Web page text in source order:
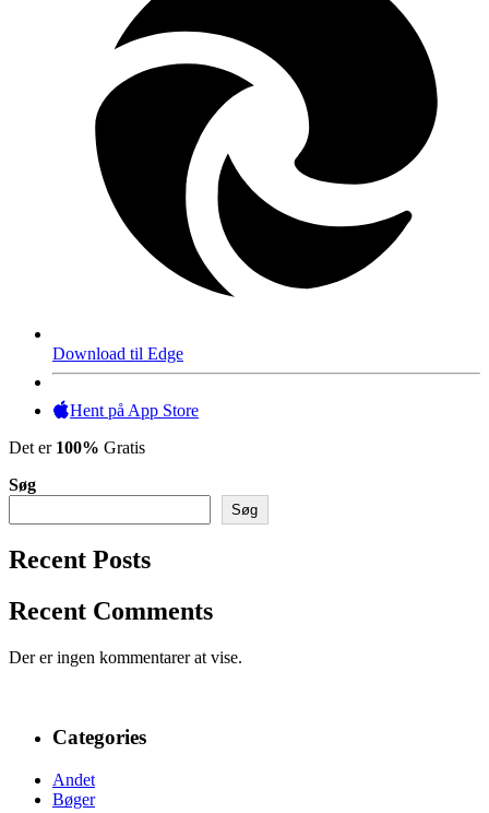
Download til Edge
Hent på App Store
Det er 100% Gratis
Søg
Søg
Recent Posts
Recent Comments
Der er ingen kommentarer at vise.
Categories
Andet
Bøger